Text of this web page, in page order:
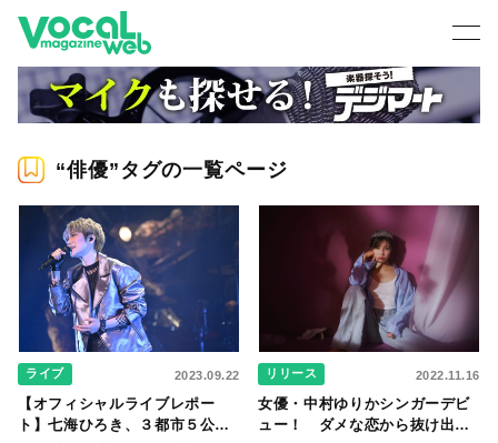
“俳優”タグの一覧ページ
ライブ 2023.09.22
【オフィシャルライブレポー
ト】七海ひろき、３都市５公演
リリース 2022.11.16
女優・中村ゆりかシンガーデビ
ュー！ ダメな恋から抜け出す